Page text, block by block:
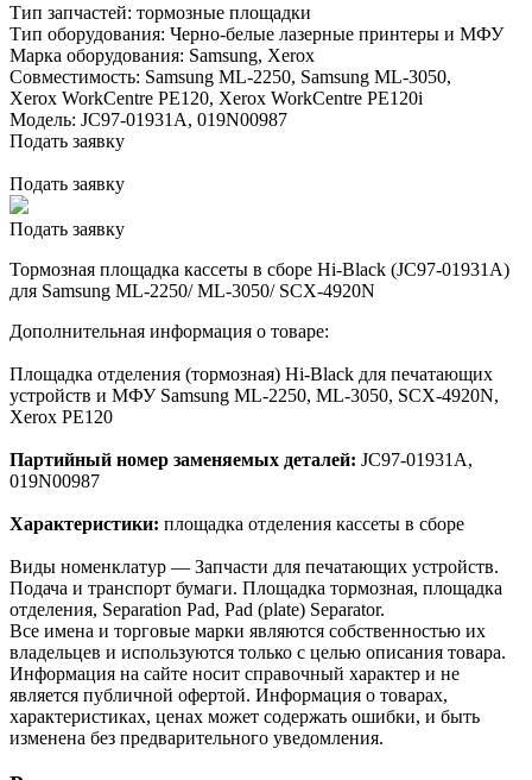
Тип запчастей: тормозные площадки
Тип оборудования: Черно-белые лазерные принтеры и МФУ
Марка оборудования: Samsung, Xerox
Совместимость: Samsung ML-2250, Samsung ML-3050,
Xerox WorkCentre PE120, Xerox WorkCentre PE120i
Модель: JC97-01931A, 019N00987
Подать заявку
Подать заявку
Подать заявку
Тормозная площадка кассеты в сборе Hi-Black (JC97-01931A)
для Samsung ML-2250/ ML-3050/ SCX-4920N
Дополнительная информация о товаре:
Площадка отделения (тормозная) Hi-Black для печатающих
устройств и МФУ Samsung ML-2250, ML-3050, SCX-4920N,
Xerox PE120
Партийный номер заменяемых деталей: JC97-01931A,
019N00987
Характеристики: площадка отделения кассеты в сборе
Виды номенклатур — Запчасти для печатающих устройств.
Подача и транспорт бумаги. Площадка тормозная, площадка
отделения, Separation Pad, Pad (plate) Separator.
Все имена и торговые марки являются собственностью их
владельцев и используются только с целью описания товара.
Информация на сайте носит справочный характер и не
является публичной офертой. Информация о товарах,
характеристиках, ценах может содержать ошибки, и быть
изменена без предварительного уведомления.